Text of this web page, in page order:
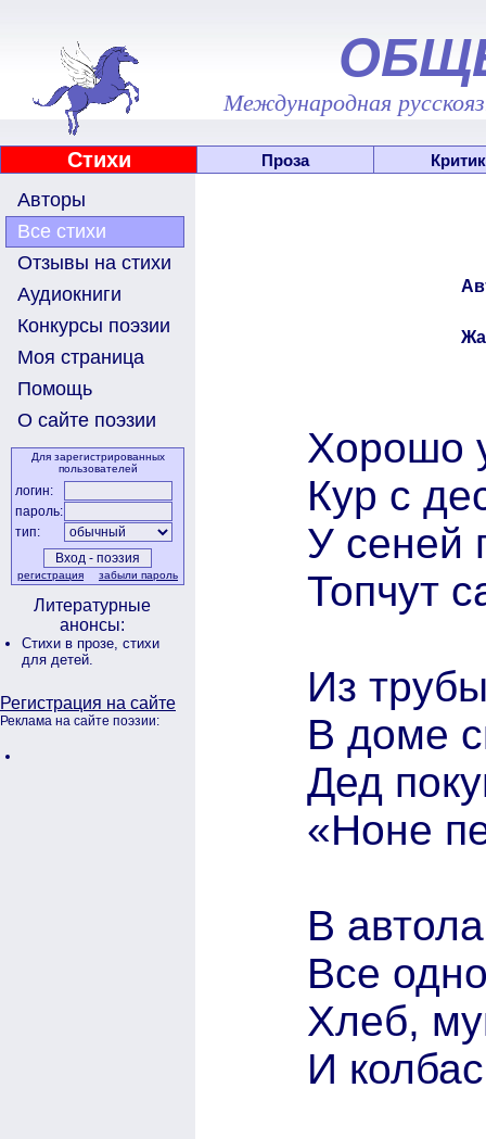
Международная
Стихи Проза
Авторы
Все стихи
Отзывы на стихи
Аудиокниги
Конкурсы поэзии
Моя страница
Помощь
О сайте поэзии
Для зарегистрированных
пользователей
логин:
пароль:
тип:
регистрация забыли пароль
Литературные
анонсы:
Стихи в прозе, стихи
для детей.
Регистрация на сайте
Реклама на сайте поэзии:
Хорошо
Кур с
У сеней
Топчут
Из
В доме
Дед
«Ноне
В
Все
Хлеб,
И